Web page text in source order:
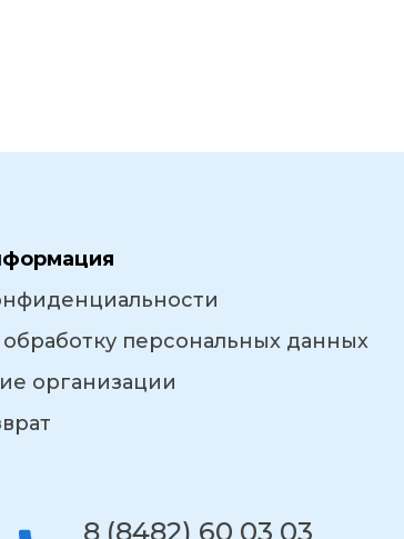
обработку персональных данных
организации
8 (8482) 60 03 03